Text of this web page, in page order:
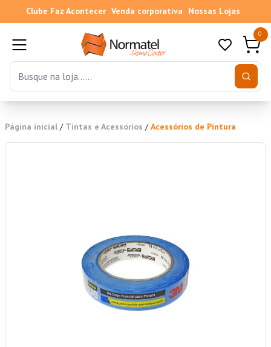
Clube Faz Acontecer Venda corporativa Nossas Lojas
0
Página inicial / Tintas e Acessórios /Acessórios de Pintura